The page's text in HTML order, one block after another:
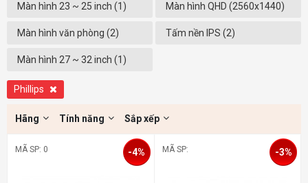
Màn hình 23 ~ 25 inch (1) Màn hình QHD (2560x1440)
(Xóa)
Màn hình văn phòng (2) Tấm nền IPS (2)
Màn hình 27 ~ 32 inch (1)
Phillips
Hãng Tính năng Sắp xếp
MÃ SP: 0 -4% MÃ SP: -3%